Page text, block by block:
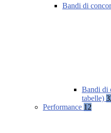
Bandi di
Bandi di
tabelle)
Performance 12